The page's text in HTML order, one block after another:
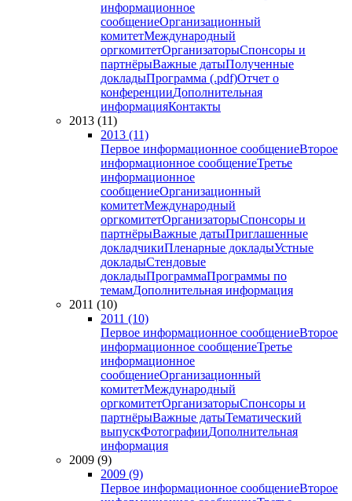
информационное
сообщениеОрганизационный
комитетМеждународный
оргкомитетОрганизаторыСпонсоры и
партнёрыВажные датыПолученные
докладыПрограмма (.pdf)Отчет о
конференцииДополнительная
информацияКонтакты
2013 (11)
2013 (11)
Первое информационное сообщениеВторое
информационное сообщениеТретье
информационное
сообщениеОрганизационный
комитетМеждународный
оргкомитетОрганизаторыСпонсоры и
партнёрыВажные датыПриглашенные
докладчикиПленарные докладыУстные
докладыСтендовые
докладыПрограммаПрограммы по
темамДополнительная информация
2011 (10)
2011 (10)
Первое информационное сообщениеВторое
информационное сообщениеТретье
информационное
сообщениеОрганизационный
комитетМеждународный
оргкомитетОрганизаторыСпонсоры и
партнёрыВажные датыТематический
выпускФотографииДополнительная
информация
2009 (9)
2009 (9)
Первое информационное сообщениеВторое